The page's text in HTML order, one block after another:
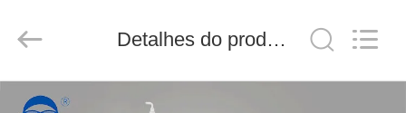
CASA
Chemglass
Co.,Ltd.
Reserved.
Detalhes do produto